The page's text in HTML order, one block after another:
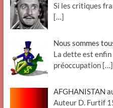
Si les critiques
[…]
Nous sommes
La dette est
préoccupation […]
AFGHANISTAN
Auteur D. Furtif